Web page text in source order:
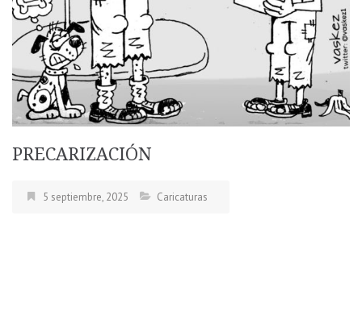
PRECARIZACIÓN
5 septiembre, 2025 Caricaturas